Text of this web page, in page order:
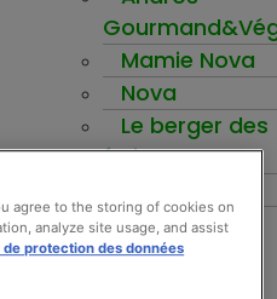
Mamie Nova
Nova
Le berger des
fruits
Be-Nuts
Inspirez-vous
agree to the storing of cookies on
analyze site usage, and assist
de protection des données